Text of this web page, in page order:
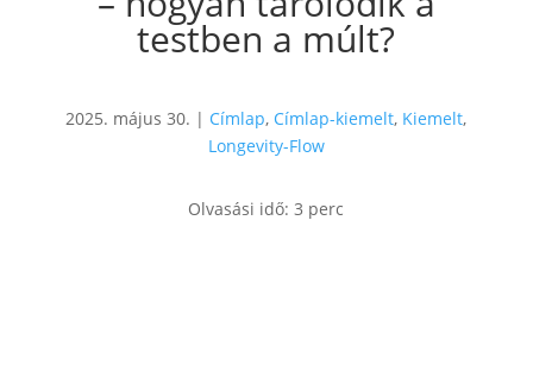
testben a múlt?
2025. május 30. | Címlap, Címlap-kiemelt, Kiemelt,
Longevity-Flow
Olvasási idő: 3 perc